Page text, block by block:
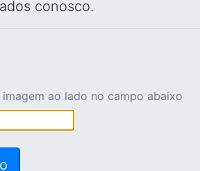
conosco.
ao lado no campo abaixo